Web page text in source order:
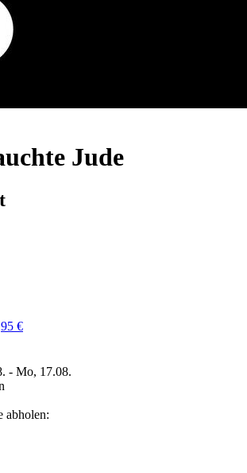
Jude
€
- Mo, 17.08.
abholen: